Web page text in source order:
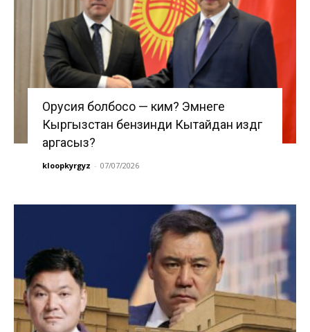
Орусия болбосо — ким? Эмнеге
Кыргызстан бензинди Кытайдан издөөгө
аргасыз?
kloopkyrgyz - 07/07/2026